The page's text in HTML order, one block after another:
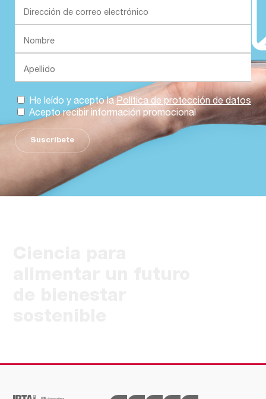
He leído y acepto la Política de protección de datos
Acepto recibir información promocional
Suscríbete